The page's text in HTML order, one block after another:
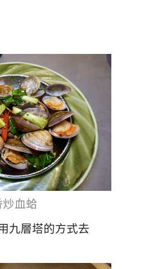
炒血蛤
九層塔的方式去